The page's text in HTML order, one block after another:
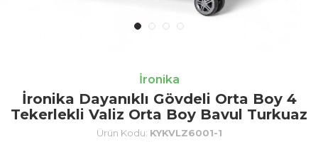
İronika
İronika Dayanıklı Gövdeli Orta Boy 4
Tekerlekli Valiz Orta Boy Bavul Turkuaz
Ürün Kodu: KYKVLZ6001-1